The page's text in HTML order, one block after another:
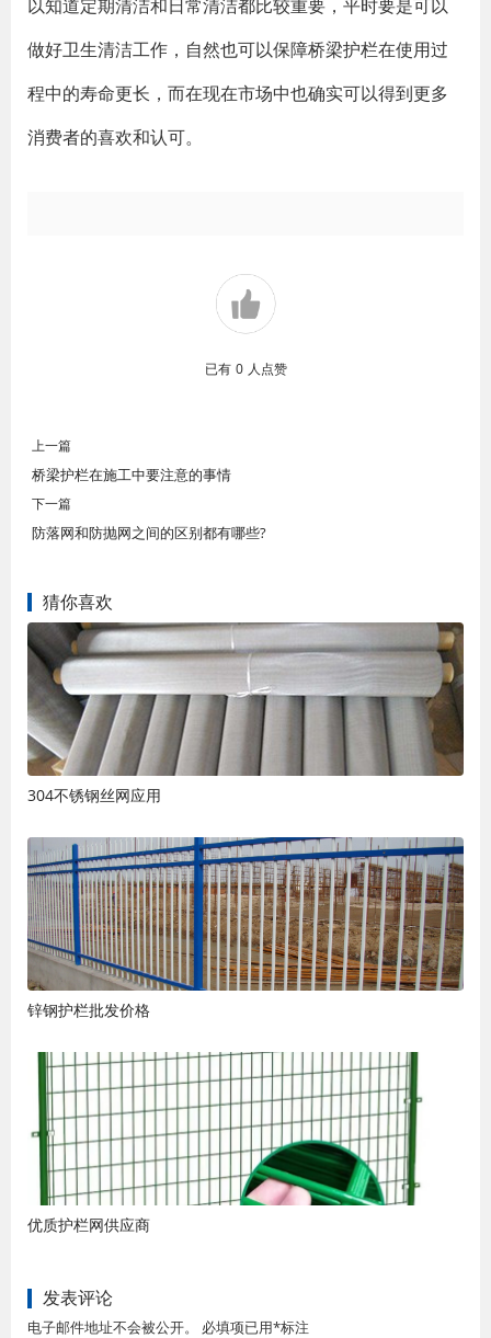
以知道定期清洁和日常清洁都比较重要，平时要是可以
做好卫生清洁工作，自然也可以保障桥梁护栏在使用过
程中的寿命更长，而在现在市场中也确实可以得到更多
消费者的喜欢和认可。
已有 0 人点赞
上一篇
桥梁护栏在施工中要注意的事情
下一篇
防落网和防抛网之间的区别都有哪些?
猜你喜欢
304不锈钢丝网应用
锌钢护栏批发价格
优质护栏网供应商
发表评论
电子邮件地址不会被公开。 必填项已用*标注